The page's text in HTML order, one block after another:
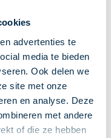
advertenties te
media te bieden
Ook delen we
site met onze
en analyse. Deze
met andere
of die ze hebben